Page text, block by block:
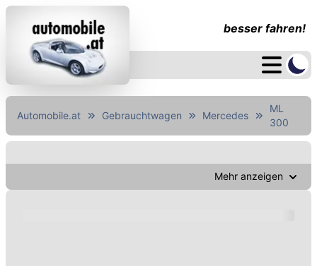
besser fahren!
Automobile.at Gebrauchtwagen Mercedes
ML
300
Mehr anzeigen